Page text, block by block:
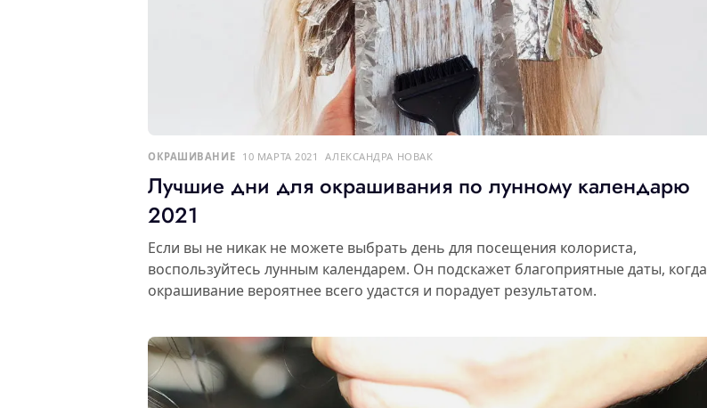
ОКРАШИВАНИЕ 10 МАРТА 2021 АЛЕКСАНДРА НОВАК
Лучшие дни для окрашивания по лунному календарю
2021
Если вы не никак не можете выбрать день для посещения колориста,
воспользуйтесь лунным календарем. Он подскажет благоприятные даты, когда
окрашивание вероятнее всего удастся и порадует результатом.